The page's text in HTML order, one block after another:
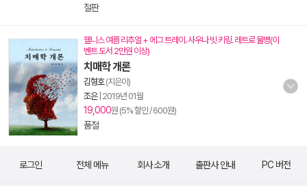
절판
웰니스 여름 리추얼 + 에그 트레이. 사우나 빗 키링. 레트로 물병(이
벤트 도서 2만원 이상)
치매학 개론
김형호(지은이)
조은| 2019년 01월
19,000원 (5% 할인 / 600원)
품절
로그인 전체 메뉴 회사 소개 출판사 안내 PC 버전